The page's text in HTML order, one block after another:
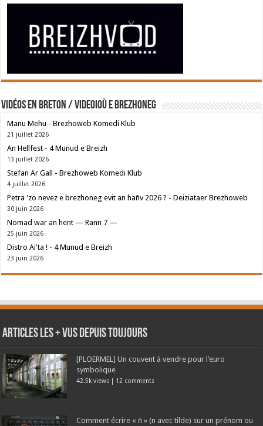
Vidéos en breton / Videoioù e brezhoneg
Manu Mehu - Brezhoweb Komedi Klub
21 juillet 2026
An Hellfest - 4 Munud e Breizh
13 juillet 2026
Stefan Ar Gall - Brezhoweb Komedi Klub
4 juillet 2026
Petra 'zo nevez e brezhoneg evit an hañv 2026 ? - Deiziataer Brezhoweb
30 juin 2026
Nomad war an hent — Rann 7 —
25 juin 2026
Distro Ai'ta ! - 4 Munud e Breizh
23 juin 2026
Articles les + vus depuis toujours
[PLOERMEL] Un couvent à vendre pour l’euro
symbolique
42.5k views | 12 comments
Comment écrire « ñ » (n avec tilde) sur un prénom ou